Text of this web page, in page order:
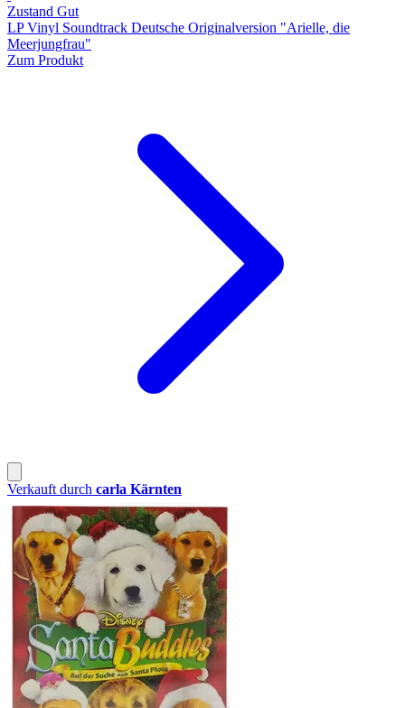
Zustand Gut
LP Vinyl Soundtrack Deutsche Originalversion "Arielle, die
Meerjungfrau"
Zum Produkt
Verkauft durch carla Kärnten